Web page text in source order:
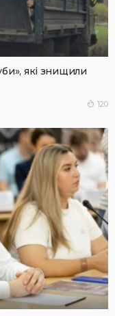
які знищили
120